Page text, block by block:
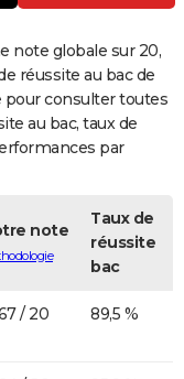
note globale sur 20,
réussite au bac de
pour consulter toutes
au bac, taux de
par
note
Taux de
réussite
bac
/ 20 89,5 %